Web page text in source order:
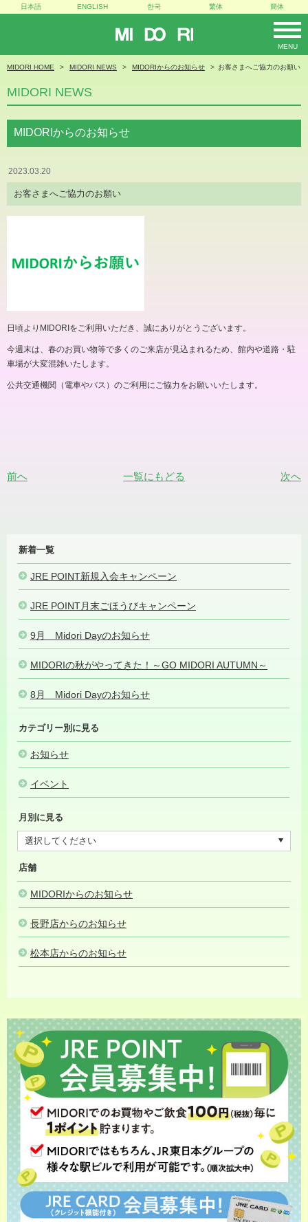
MIDORI MENU
日本語 ENGLISH 한국 繁体 簡体
MIDORI HOME MIDORI NEWS MIDORIからのお知らせ お客さまへご協力のお願い
MIDORI NEWS
MIDORIからのお知らせ
2023.03.20
お客さまへご協力のお願い
日頃よりMIDORIをご利用いただき、誠にありがとうございます。
今週末は、春のお買い物等で多くのご来店が見込まれるため、館内や道路・駐
車場が大変混雑いたします。
公共交通機関（電車やバス）のご利用にご協力をお願いいたします。
前へ 一覧にもどる 次へ
MIDORI
NEWS
新着一覧
JRE POINT新規入会キャンペーン
JRE POINT月末ごほうびキャンペーン
9月 Midori Dayのお知らせ
MIDORIの秋がやってきた！～GO MIDORI AUTUMN～
8月 Midori Dayのお知らせ
カテゴリー別に見る
お知らせ
イベント
月別に見る
店舗
MIDORIからのお知らせ
長野店からのお知らせ
松本店からのお知らせ